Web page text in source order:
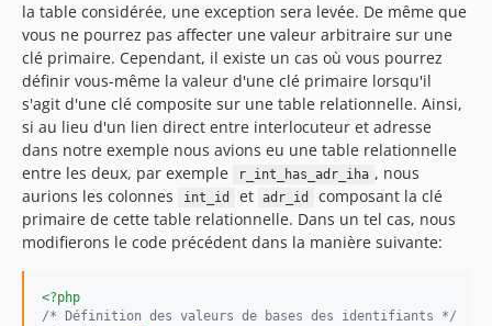
la table considérée, une exception sera levée. De même que
vous ne pourrez pas affecter une valeur arbitraire sur une
clé primaire. Cependant, il existe un cas où vous pourrez
définir vous-même la valeur d'une clé primaire lorsqu'il
s'agit d'une clé composite sur une table relationnelle. Ainsi,
si au lieu d'un lien direct entre interlocuteur et adresse
dans notre exemple nous avions eu une table relationnelle
entre les deux, par exemple
r_int_has_adr_iha , nous
aurions les colonnes
int_id et adr_id
composant la clé
primaire de cette table relationnelle. Dans un tel cas, nous
modifierons le code précédent dans la manière suivante:
<?php
/* Définition des valeurs de bases des identifiants */